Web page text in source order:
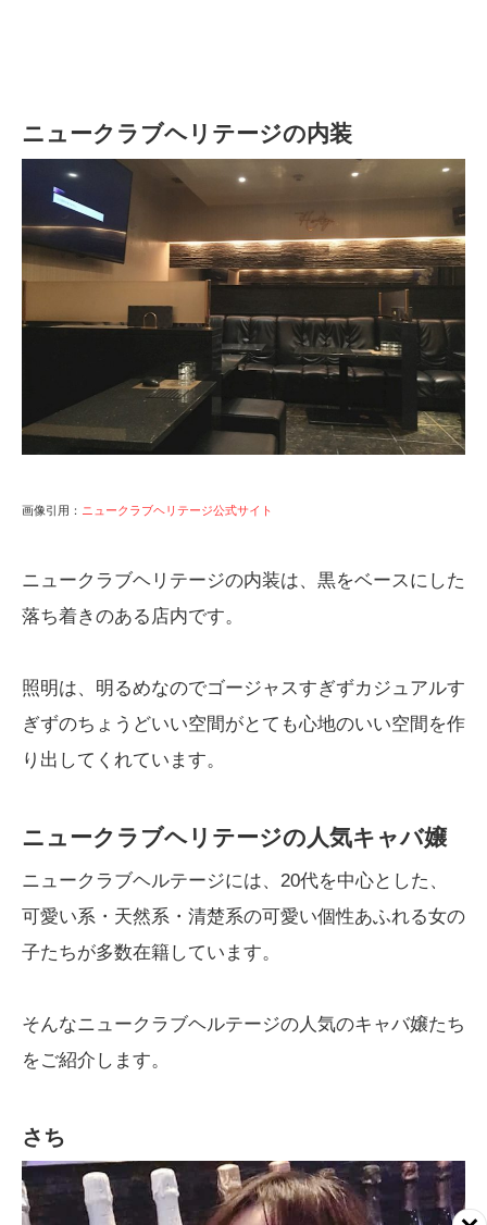
ニュークラブヘリテージの内装
画像引用： ニュークラブヘリテージ公式サイト
ニュークラブヘリテージの内装は、黒をベースにした
落ち着きのある店内です。
照明は、明るめなのでゴージャスすぎずカジュアルす
ぎずのちょうどいい空間がとても心地のいい空間を作
り出してくれています。
ニュークラブヘリテージの人気キャバ嬢
ニュークラブヘルテージには、20代を中心とした、
可愛い系・天然系・清楚系の可愛い個性あふれる女の
子たちが多数在籍しています。
そんなニュークラブヘルテージの人気のキャバ嬢たち
をご紹介します。
さち